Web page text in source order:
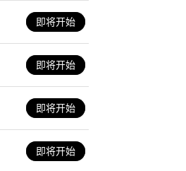
即将开始
即将开始
即将开始
即将开始